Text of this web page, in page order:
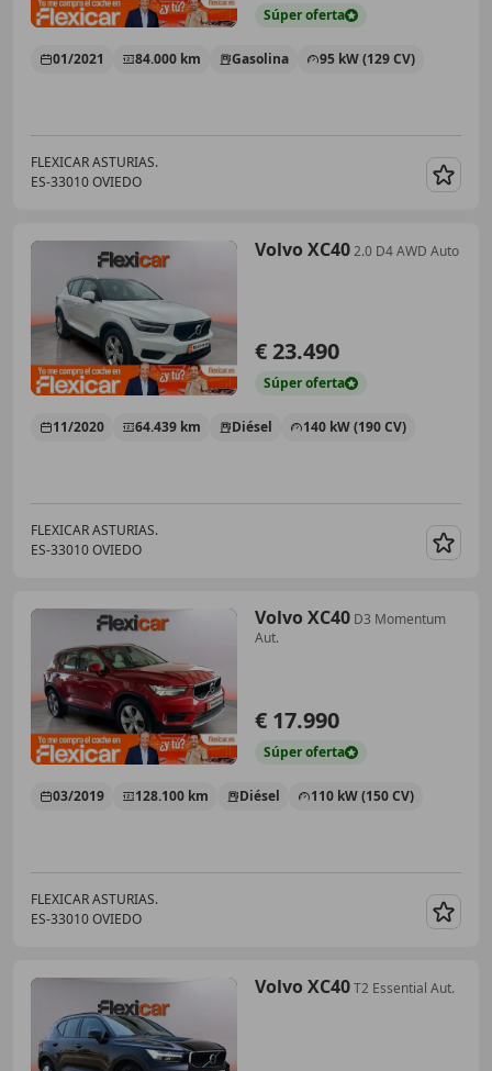
Súperoferta
01/2021 84.000 km Gasolina 95 kW (129 CV)
FLEXICAR ASTURIAS.
ES-33010 OVIEDO
Volvo XC402.0 D4 AWD Auto
€ 23.490
Súperoferta
11/2020 64.439 km Diésel 140 kW (190 CV)
FLEXICAR ASTURIAS.
ES-33010 OVIEDO
Volvo XC40 D3 Momentum
Aut.
€ 17.990
Súperoferta
03/2019 128.100 km Diésel 110 kW (150 CV)
FLEXICAR ASTURIAS.
ES-33010 OVIEDO
Volvo XC40T2 Essential Aut.